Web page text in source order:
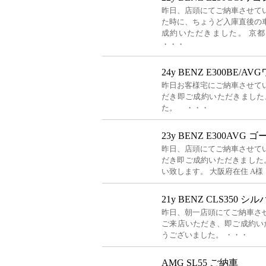
昨日、店頭にてご納車させて
た時に、ちょうど入庫直後の
成約いただきました。 京
・・・
24y BENZ E300BE/AVG
昨日お客様宅にご納車させて
だき即ご成約いただきまし
た。 ・・・
23y BENZ E300AVG ゴ
昨日、店頭にてご納車させて
だき即ご成約いただきまし
い致します。 大阪府在住 A
21y BENZ CLS350 シル
昨日、朝一店頭にてご納車さ
ご来店いただき、即ご成約
うございました。 ・・・
AMG SL55 ご納車